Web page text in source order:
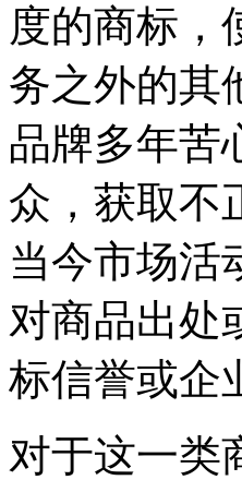
度的商标，
务之外的其
品牌多年苦
众，获取不
当今市场活
对商品出处
标信誉或企
对于这一类